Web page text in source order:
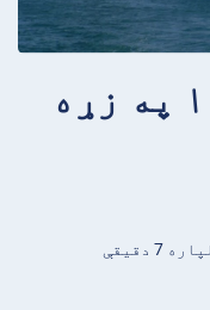
د ترکیې په اړه ۱۰ په زړه